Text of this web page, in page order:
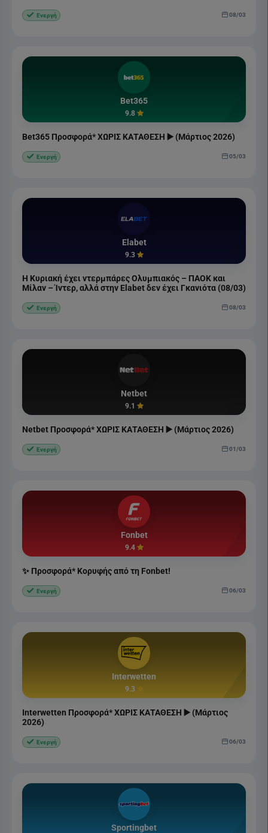
Ενεργή 08/03
Bet365
9.8
Bet365 Προσφορά* ΧΩΡΙΣ ΚΑΤΑΘΕΣΗ ▶️ (Μάρτιος 2026)
Ενεργή 05/03
Elabet
9.3
Η Κυριακή έχει ντερμπάρες Ολυμπιακός – ΠΑΟΚ και
Μίλαν – Ίντερ, αλλά στην Elabet δεν έχει Γκανιότα (08/03)
Ενεργή 08/03
Netbet
9.1
Netbet Προσφορά* ΧΩΡΙΣ ΚΑΤΑΘΕΣΗ ▶️ (Μάρτιος 2026)
Ενεργή 01/03
Fonbet
9.4
✨ Προσφορά* Κορυφής από τη Fonbet!
Ενεργή 06/03
Interwetten
9.3
Interwetten Προσφορά* ΧΩΡΙΣ ΚΑΤΑΘΕΣΗ ▶️ (Μάρτιος
2026)
Ενεργή 06/03
Sportingbet